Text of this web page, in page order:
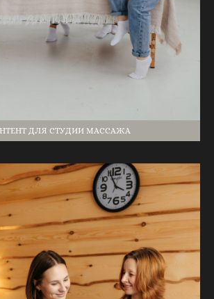
ДЛЯ СТУДИИ МАССАЖА